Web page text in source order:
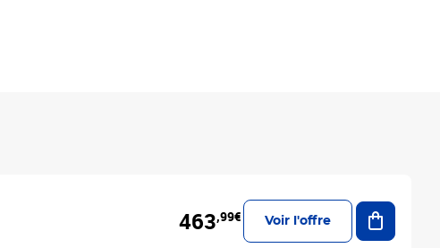
463,99€ Voir l'offre
Ajouter